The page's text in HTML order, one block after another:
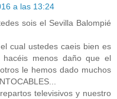
a las 13:24
sois el Sevilla Balompié
cual ustedes caeis bien es
menos daño que el
le hemos dado muchos
televisivos y nuestro